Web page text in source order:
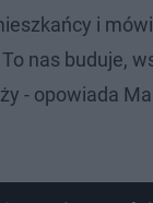
i
nas buduje,
- opowiada